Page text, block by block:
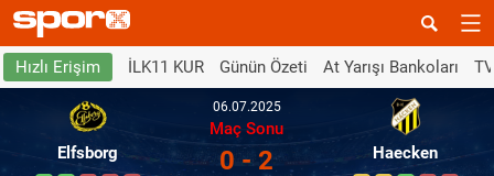
Hızlı Erişim İLK11 KUR Günün Özeti At Yarışı Bankoları
Elfsborg
06.07.2025
Maç Sonu
0 - 2 Haecken